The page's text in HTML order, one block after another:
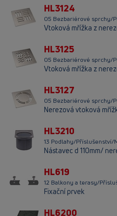
HL3124
05 Bezbariérové sprchy/
Vtoková mřížka z
HL3125
05 Bezbariérové sprchy/
Vtoková mřížka z
HL3127
05 Bezbariérové sprchy/
Nerezová vtoková
HL3210
13 Podlahy/Příslušenství/
Nástavec d 110mm/
HL619
12 Balkony a terasy/
Fixační prvek
HL6200